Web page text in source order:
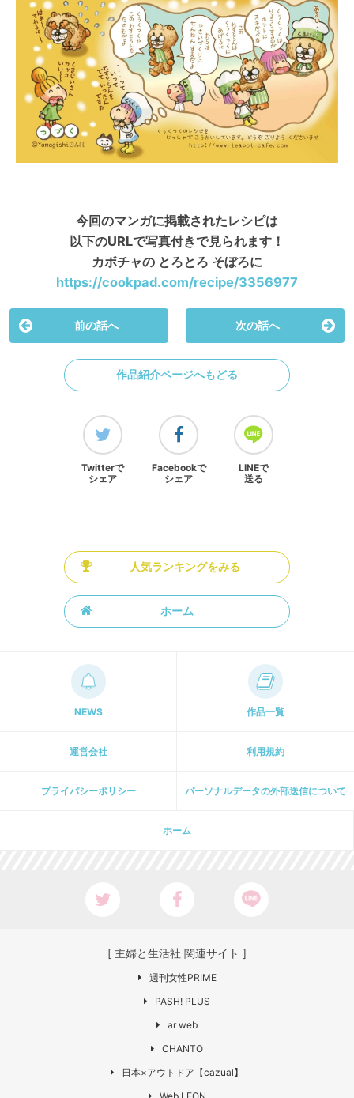
今回のマンガに掲載されたレシピは
以下のURLで写真付きで見られます！
カボチャの とろとろ そぼろに
https://cookpad.com/recipe/3356977
前の話へ 次の話へ
作品紹介ページへもどる
Twitterで
シェア
Facebookで
シェア
LINEで
送る
人気ランキングをみる
ホーム
NEWS 作品一覧
運営会社 利用規約
プライパシーポリシー パーソナルデータの外部送信について
ホーム
[ 主婦と生活社 関連サイト ]
週刊女性PRIME
PASH! PLUS
ar web
CHANTO
日本×アウトドア【cazual】